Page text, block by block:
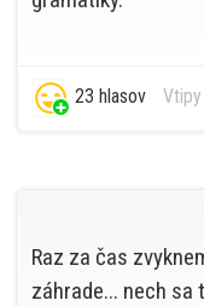
23 hlasov Vtipy
Raz za čas
záhrade... nech